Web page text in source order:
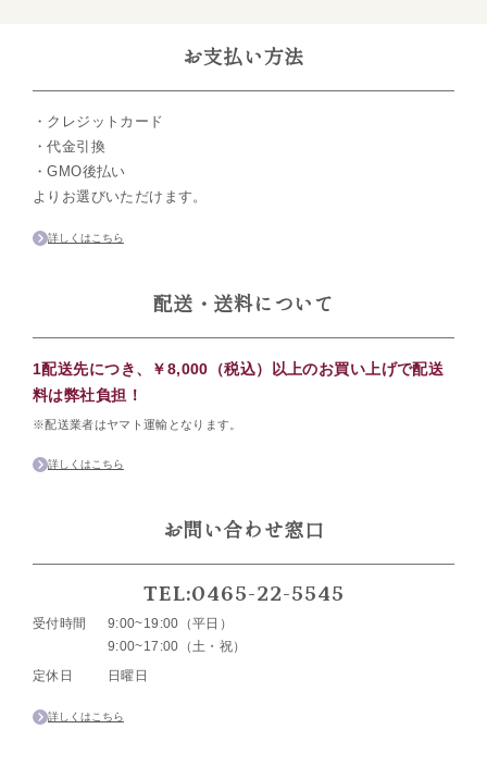
お支払い方法
・クレジットカード
・代金引換
・GMO後払い
よりお選びいただけます。
詳しくはこちら
配送・送料について
1配送先につき、￥8,000（税込）以上のお買い上げで配送
料は弊社負担！
※配送業者はヤマト運輸となります。
詳しくはこちら
お問い合わせ窓口
TEL:0465-22-5545
受付時間
9:00~19:00（平日）
9:00~17:00（土・祝）
定休日
日曜日
詳しくはこちら